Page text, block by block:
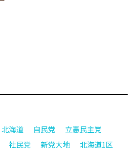
北海道 自民党
立憲民主党
社民党 新党大地
北海道1区